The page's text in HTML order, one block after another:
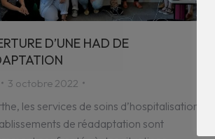
D’UNE HAD DE
3 octobre 2022
les services de soins d’hospitalisation
de réadaptation sont